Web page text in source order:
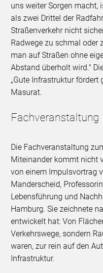
uns weiter Sorgen macht,
als zwei Drittel der
Straßenverkehr nicht
Radwege zu schmal oder
man auf Straßen ohne
Abstand überholt wird."
„Gute Infrastruktur fördert
Masurat.
Fachveranstaltung
Die Fachveranstaltung
Miteinander kommt nicht
von einem Impulsvortrag
Manderscheid,
Lebensführung und
Hamburg. Sie zeichnete
entwickelt hat: Von
Verkehrswege, sondern
waren, zur rein auf den
Infrastruktur.